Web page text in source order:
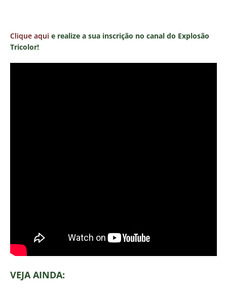
Clique aqui e realize a sua inscrição no canal do Explosão
Tricolor!
VEJA AINDA: